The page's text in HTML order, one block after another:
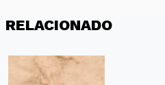
RELACIONADO